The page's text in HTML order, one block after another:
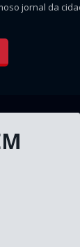
jornal da